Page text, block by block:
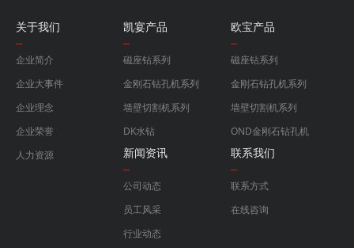
关于我们
企业简介
企业大事件
企业理念
企业荣誉
人力资源
凯宴产品
磁座钻系列
金刚石钻孔机系列
墙壁切割机系列
DK水钻
欧宝产品
磁座钻系列
金刚石钻孔机系列
墙壁切割机系列
OND金刚石钻孔机
新闻资讯
公司动态
员工风采
行业动态
联系我们
联系方式
在线咨询